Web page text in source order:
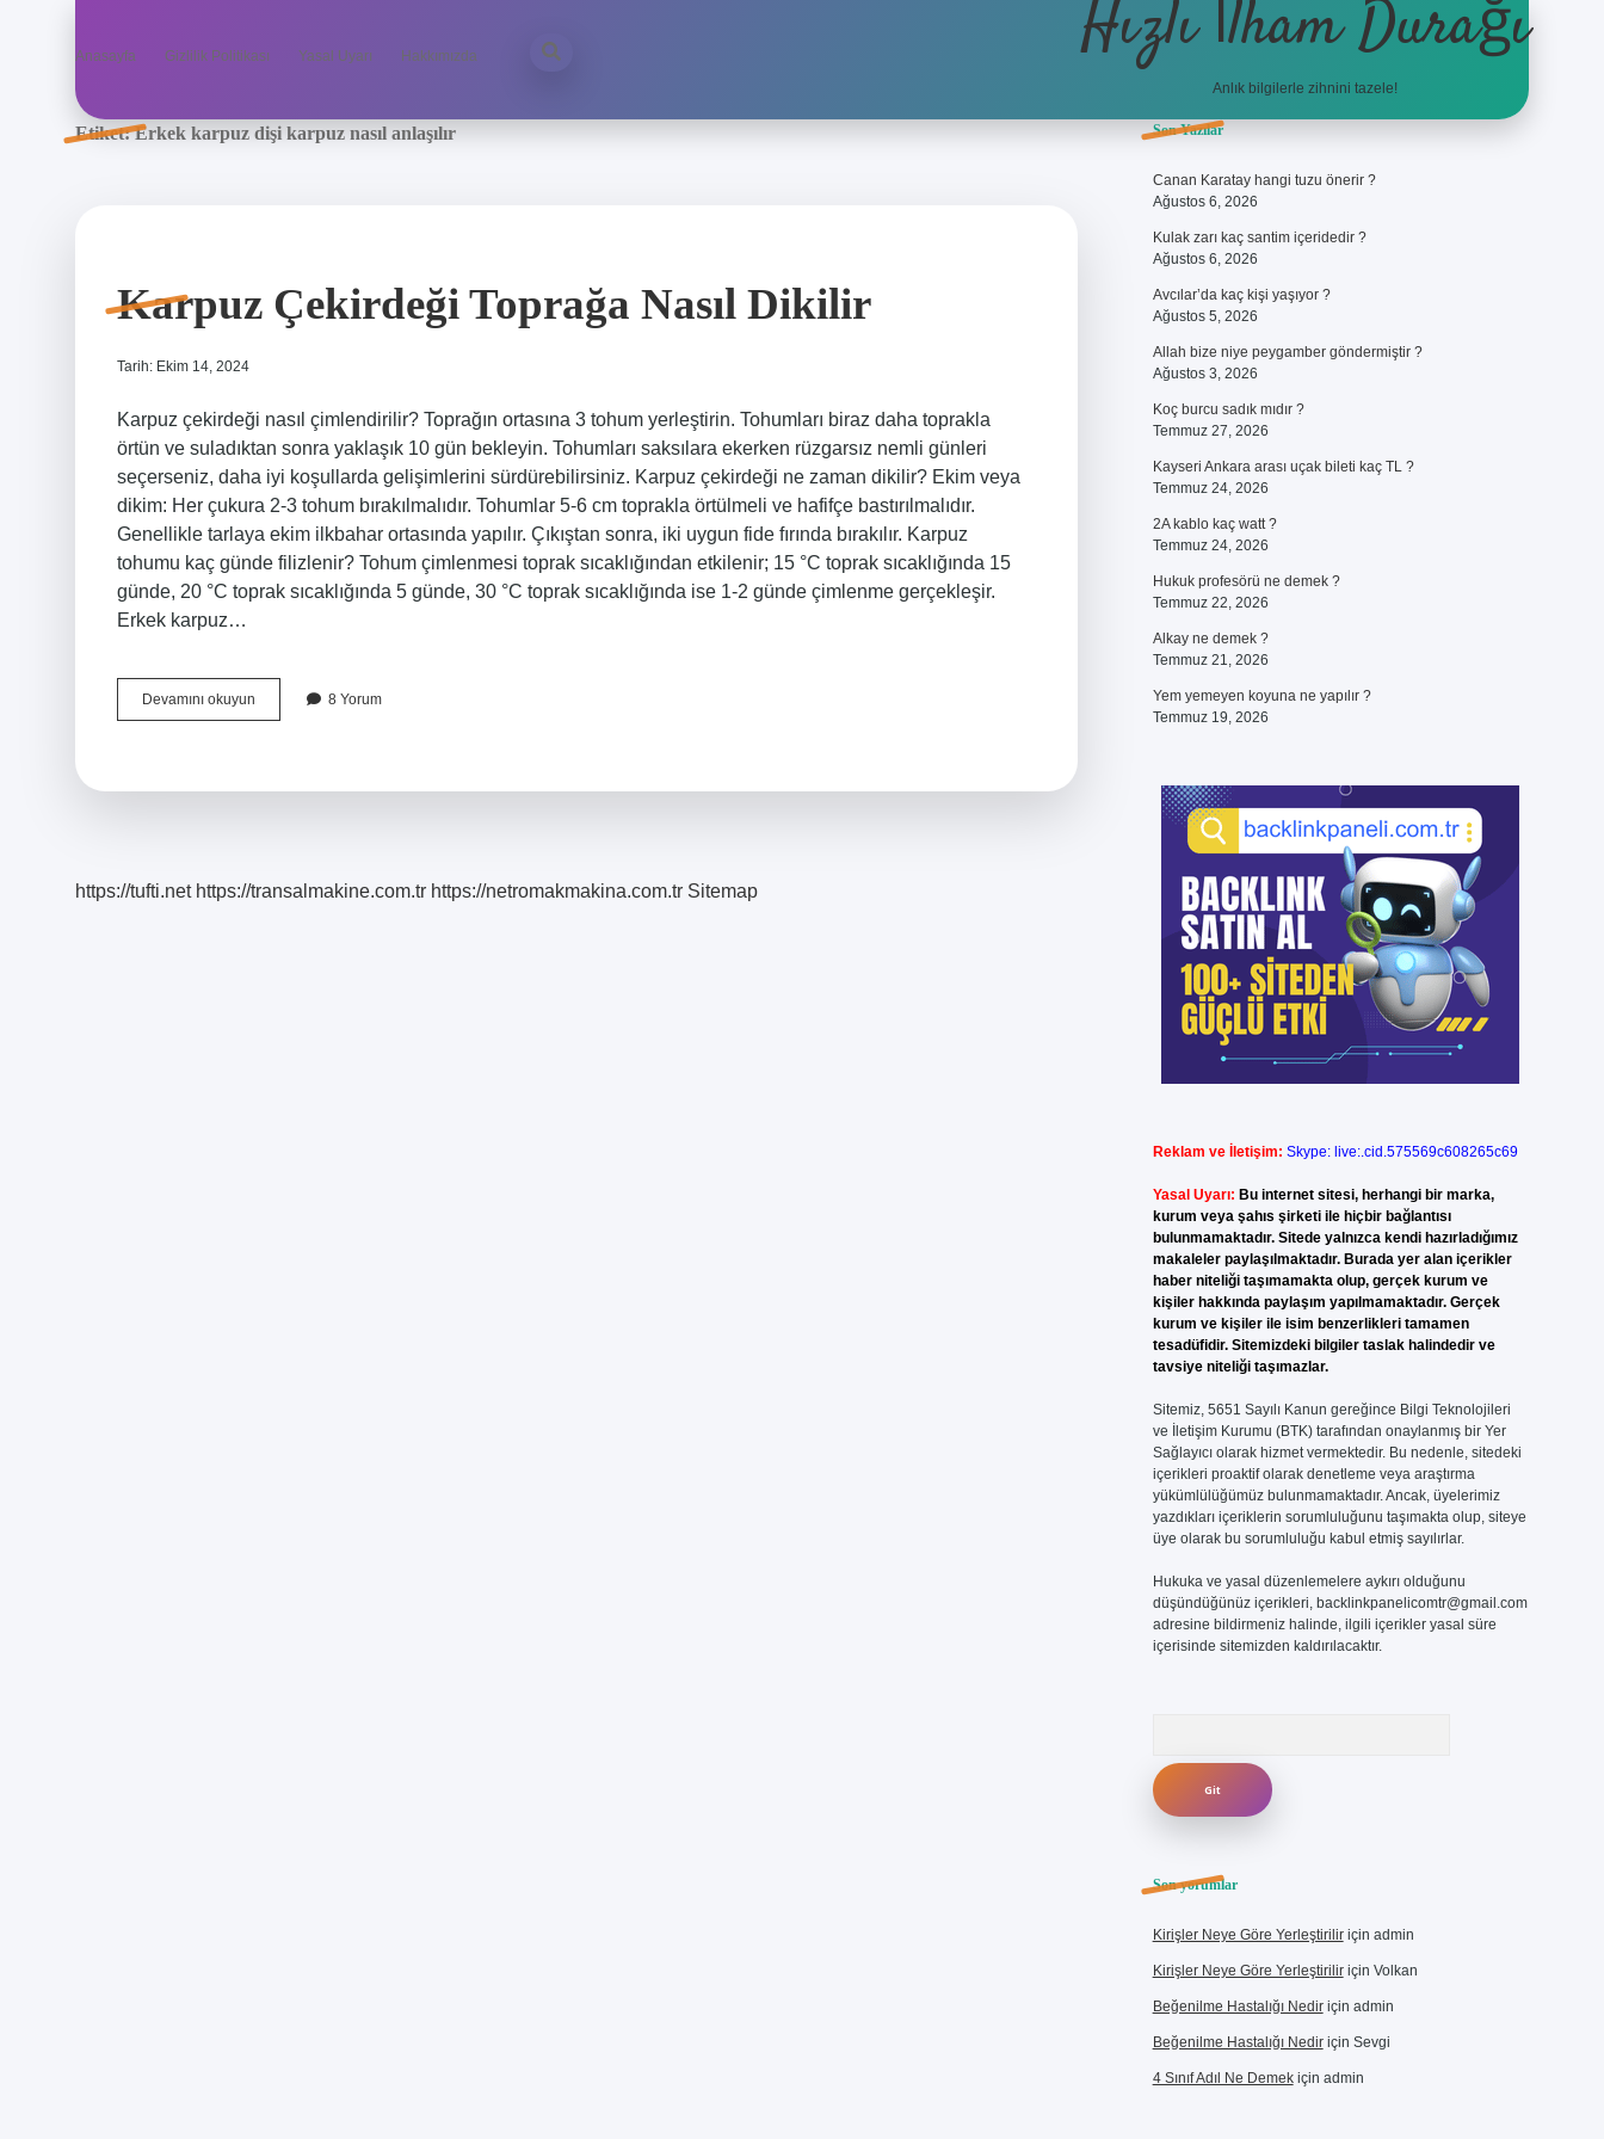
Anasayfa Gizlilik Politikası Yasal Uyarı Hakkımızda Hızlı İlham Durağı
Anlık bilgilerle zihnini tazele!
Etiket:Erkek karpuz dişi karpuz nasıl anlaşılır
Karpuz Çekirdeği Toprağa Nasıl Dikilir
Tarih: Ekim 14, 2024
Karpuz çekirdeği nasıl çimlendirilir? Toprağın ortasına 3 tohum yerleştirin. Tohumları biraz daha toprakla
örtün ve suladıktan sonra yaklaşık 10 gün bekleyin. Tohumları saksılara ekerken rüzgarsız nemli günleri
seçerseniz, daha iyi koşullarda gelişimlerini sürdürebilirsiniz. Karpuz çekirdeği ne zaman dikilir? Ekim veya
dikim: Her çukura 2-3 tohum bırakılmalıdır. Tohumlar 5-6 cm toprakla örtülmeli ve hafifçe bastırılmalıdır.
Genellikle tarlaya ekim ilkbahar ortasında yapılır. Çıkıştan sonra, iki uygun fide fırında bırakılır. Karpuz
tohumu kaç günde filizlenir? Tohum çimlenmesi toprak sıcaklığından etkilenir; 15 °C toprak sıcaklığında 15
günde, 20 °C toprak sıcaklığında 5 günde, 30 °C toprak sıcaklığında ise 1-2 günde çimlenme gerçekleşir.
Erkek karpuz…
Devamını okuyun
Çekirdeği
8 Yorum
https://tufti.net https://transalmakine.com.tr https://netromakmakina.com.tr Sitemap
Sidebar
Son Yazılar
Canan Karatay hangi tuzu önerir ?
Ağustos 6, 2026
Kulak zarı kaç santim içeridedir ?
Ağustos 6, 2026
Avcılar’da kaç kişi yaşıyor ?
Ağustos 5, 2026
Allah bize niye peygamber göndermiştir ?
Ağustos 3, 2026
Koç burcu sadık mıdır ?
Temmuz 27, 2026
Kayseri Ankara arası uçak bileti kaç TL ?
Temmuz 24, 2026
2A kablo kaç watt ?
Temmuz 24, 2026
Hukuk profesörü ne demek ?
Temmuz 22, 2026
Alkay ne demek ?
Temmuz 21, 2026
Yem yemeyen koyuna ne yapılır ?
Temmuz 19, 2026
Reklam ve İletişim: Skype: live:.cid.575569c608265c69
Yasal Uyarı: Bu internet sitesi, herhangi bir marka,
kurum veya şahıs şirketi ile hiçbir bağlantısı
bulunmamaktadır. Sitede yalnızca kendi hazırladığımız
makaleler paylaşılmaktadır. Burada yer alan içerikler
haber niteliği taşımamakta olup, gerçek kurum ve
kişiler hakkında paylaşım yapılmamaktadır. Gerçek
kurum ve kişiler ile isim benzerlikleri tamamen
tesadüfidir. Sitemizdeki bilgiler taslak halindedir ve
tavsiye niteliği taşımazlar.
Sitemiz, 5651 Sayılı Kanun gereğince Bilgi Teknolojileri
ve İletişim Kurumu (BTK) tarafından onaylanmış bir Yer
Sağlayıcı olarak hizmet vermektedir. Bu nedenle, sitedeki
içerikleri proaktif olarak denetleme veya araştırma
yükümlülüğümüz bulunmamaktadır. Ancak, üyelerimiz
yazdıkları içeriklerin sorumluluğunu taşımakta olup, siteye
üye olarak bu sorumluluğu kabul etmiş sayılırlar.
Hukuka ve yasal düzenlemelere aykırı olduğunu
düşündüğünüz içerikleri, backlinkpanelicomtr@gmail.com
adresine bildirmeniz halinde, ilgili içerikler yasal süre
içerisinde sitemizden kaldırılacaktır.
Son yorumlar
Kirişler Neye Göre Yerleştiriliriçin admin
Kirişler Neye Göre Yerleştiriliriçin Volkan
Beğenilme Hastalığı Nediriçin admin
Beğenilme Hastalığı Nediriçin Sevgi
4 Sınıf Adıl Ne Demekiçin admin